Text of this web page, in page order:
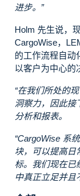
进步。”
Holm 先生说，
CargoWise，
的工作流程自动
以客户为中心的
“在我们所处的
洞察力，因此接
分析和报表。
“CargoWise 系
块，可以提高日
标。我们现在已
中真正立足并且